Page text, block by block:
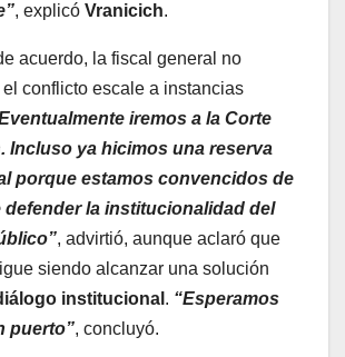
, explicó Vranicich.
acuerdo, la fiscal general no
conflicto escale a instancias
iremos a la Corte
Incluso ya hicimos una reserva
porque estamos convencidos de
defender la institucionalidad del
, advirtió, aunque aclaró que
siendo alcanzar una solución
institucional . “Esperamos
puerto”, concluyó.